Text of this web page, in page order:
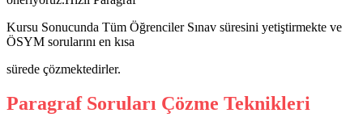
Kursu Sonucunda Tüm Öğrenciler Sınav süresini yetiştirmekte ve
ÖSYM sorularını en kısa
sürede çözmektedirler.
Paragraf Soruları Çözme Teknikleri